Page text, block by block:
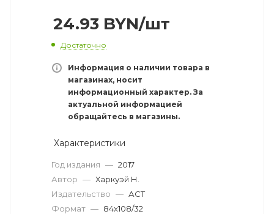
24.93 BYN/шт
Достаточно
Информация о наличии товара в
магазинах, носит
информационный характер. За
актуальной информацией
обращайтесь в магазины.
Характеристики
Год издания — 2017
Автор — Харкуэй Н.
Издательство — АСТ
Формат — 84x108/32